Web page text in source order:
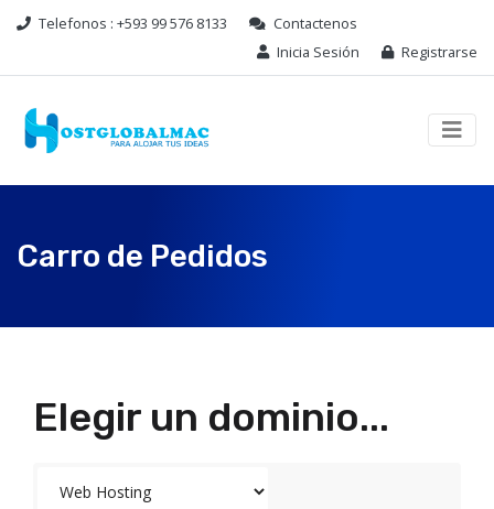
Telefonos : +593 99 576 8133
Contactenos
Inicia Sesión
Registrarse
Carro de Pedidos
Elegir un dominio...